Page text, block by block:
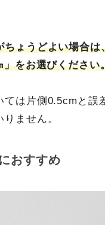
ちょうどよい場合は
」をお選びください
は片側0.5cmと誤
ません。
おすすめ